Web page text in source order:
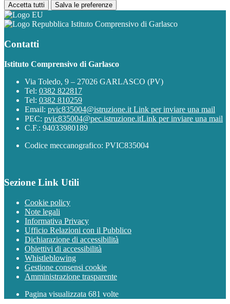
Accetta tutti Salva le preferenze
Istituto Comprensivo di Garlasco
Contatti
Istituto Comprensivo di Garlasco
Via Toledo, 9 – 27026 GARLASCO (PV)
Tel: 0382 822817
Tel: 0382 810259
Email: pvic835004@istruzione.it Link per inviare una mail
PEC: pvic835004@pec.istruzione.itLink per inviare una mail
C.F.: 94033980189
Codice meccanografico: PVIC835004
Sezione Link Utili
Cookie policy
Note legali
Informativa Privacy
Ufficio Relazioni con il Pubblico
Dichiarazione di accessibilità
Obiettivi di accessibilità
Whistleblowing
Gestione consensi cookie
Amministrazione trasparente
Pagina visualizzata 681 volte